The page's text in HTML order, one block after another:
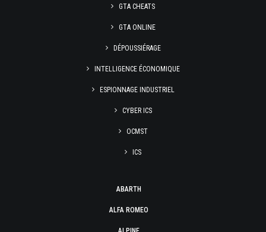
GTA CHEATS
GTA ONLINE
DÉPOUSSIÉRAGE
INTELLIGENCE ÉCONOMIQUE
ESPIONNAGE INDUSTRIEL
CYBER ICS
OCMST
ICS
ABARTH
ALFA ROMEO